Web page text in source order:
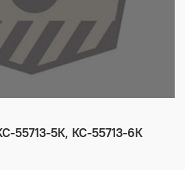
55713-5К, КС-55713-6К